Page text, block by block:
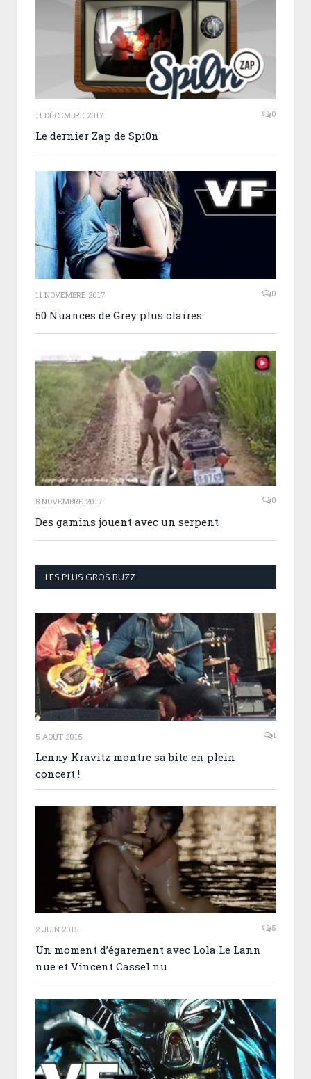
11 DÉCEMBRE 2017 0
Le dernier Zap de Spi0n
11 NOVEMBRE 2017 0
50 Nuances de Grey plus claires
8 NOVEMBRE 2017 0
Des gamins jouent avec un serpent
LES PLUS GROS BUZZ
5 AOÛT 2015 1
Lenny Kravitz montre sa bite en plein
concert !
2 JUIN 2015 5
Un moment d’égarement avec Lola Le Lann
nue et Vincent Cassel nu